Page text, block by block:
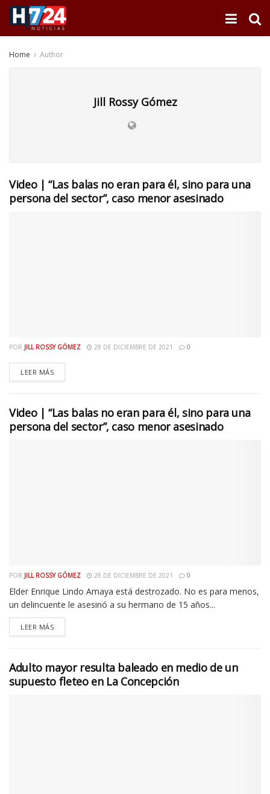
Home Author
Jill Rossy Gómez
Video | “Las balas no eran para él, sino para una
persona del sector”, caso menor asesinado
POR JILL ROSSY GÓMEZ 28 DE DICIEMBRE DE 2021 0
LEER MÁS
Video | “Las balas no eran para él, sino para una
persona del sector”, caso menor asesinado
POR JILL ROSSY GÓMEZ 28 DE DICIEMBRE DE 2021 0
Elder Enrique Lindo Amaya está destrozado. No es para menos,
un delincuente le asesinó a su hermano de 15 años...
LEER MÁS
Adulto mayor resulta baleado en medio de un
supuesto fleteo en La Concepción